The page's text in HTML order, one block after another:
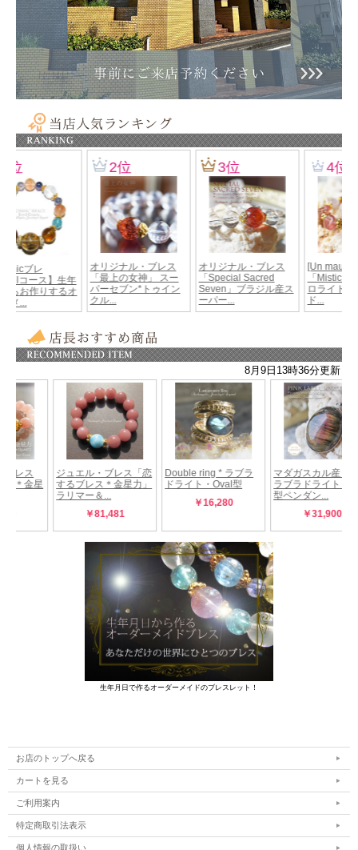
生年月日で作るオーダーメイドのブレスレット！
お店のトップへ戻る
カートを見る
ご利用案内
特定商取引法表示
個人情報の取扱い